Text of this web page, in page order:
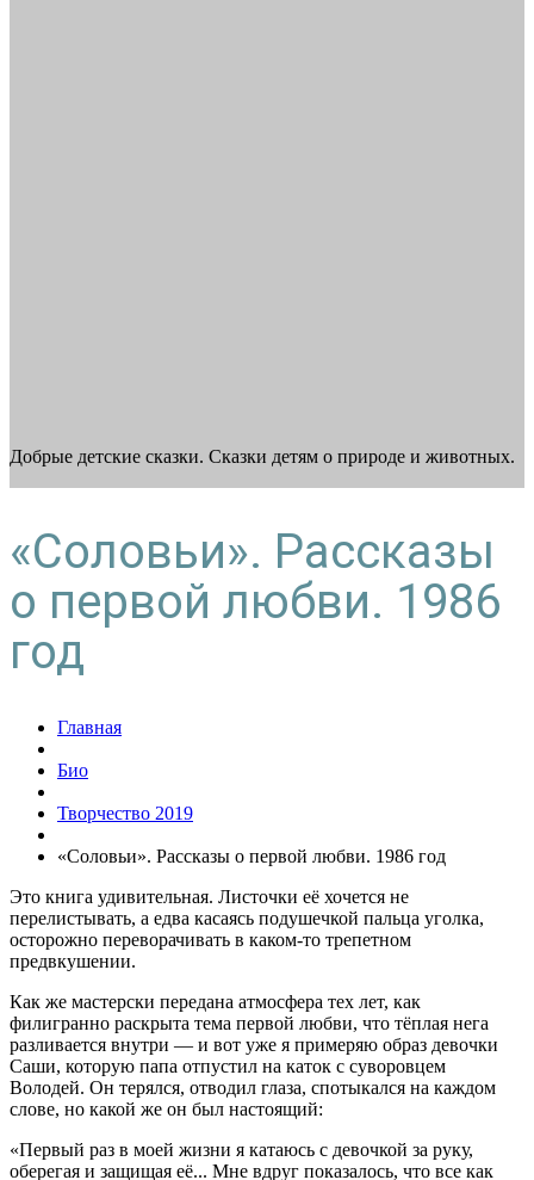
Добрые детские сказки. Сказки детям о природе и животных.
«Соловьи». Рассказы
о первой любви. 1986
год
Главная
Био
Творчество 2019
«Соловьи». Рассказы о первой любви. 1986 год
Это книга удивительная. Листочки её хочется не
перелистывать, а едва касаясь подушечкой пальца уголка,
осторожно переворачивать в каком-то трепетном
предвкушении.
Как же мастерски передана атмосфера тех лет, как
филигранно раскрыта тема первой любви, что тёплая нега
разливается внутри — и вот уже я примеряю образ девочки
Саши, которую папа отпустил на каток с суворовцем
Володей. Он терялся, отводил глаза, спотыкался на каждом
слове, но какой же он был настоящий:
«Первый раз в моей жизни я катаюсь с девочкой за руку,
оберегая и защищая её... Мне вдруг показалось, что все как